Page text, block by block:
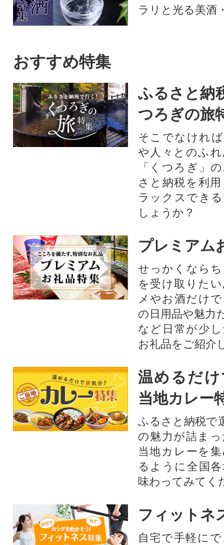
ラリと光る美酒
おすすめ特集
ふるさと納
つろぎの旅
そこでなけれ
や人々とのふ
「くつろぎ」
さと納税を利
ラックスでき
しょうか？
プレミアム
せっかくなら
を受け取りた
メやお酒だけ
の日用品や魅力
など日常が少
お礼品をご紹介
温めるだ
当地カレー
ふるさと納税で
の魅力が詰ま
当地カレーを
るように全国
味わってみてく
フィットネ
自宅で手軽に